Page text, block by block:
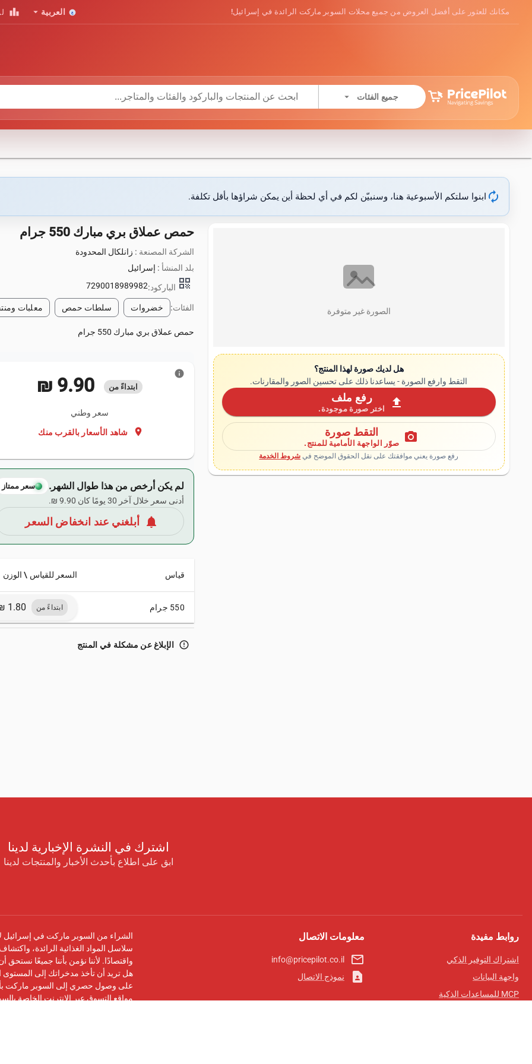
مكانك للعثور على أفضل العروض من جميع محلات السوبر ماركت الرائدة في إسرائيل! العربية arrow_drop_down
leaderboard
جميع الفئات arrow_drop_down
autorenew ابنوا سلتكم الأسبوعية هنا، وسنبيّن لكم في أي لحظة أين يمكن شراؤها بأقل تكلفة.
الصورة غير متوفرة
هل لديك صورة لهذا المنتج؟
التقط وارفع الصورة - يساعدنا ذلك على تحسين الصور والمقارنات.
upload رفع ملف
اختر صورة موجودة.
photo_camera التقط صورة
صوّر الواجهة الأمامية للمنتج.
رفع صورة يعني موافقتك على نقل الحقوق الموضح في شروط الخدمة
حمص عملاق بري مبارك 550 جرام
الشركة المصنعة : زانلكال المحدودة
بلد المنشأ : إسرائيل
qr_code الباركود:7290018989982
الفئات: خضروات سلطات حمص معلبات
حمص عملاق بري مبارك 550 جرام
ابتداءً من ‏9.90 ₪
سعر وطني
location_on شاهد الأسعار بالقرب منك
info
لم يكن أرخص من هذا طوال الشهر. سعر ممتاز
أدنى سعر خلال آخر 30 يومًا كان ‏9.90 ₪.
notifications أبلغني عند انخفاض السعر
قياس السعر للقياس \ الوزن
550 جرام ابتداءً من
error_outline الإبلاغ عن مشكلة في المنتج
اشترك في النشرة الإخبارية لدينا
ابق على اطلاع بأحدث الأخبار والمنتجات لدينا
روابط مفيدة
اشتراك التوفير الذكي
واجهة البيانات
MCP للمساعدات الذكية
معلومات الاتصال
mail_outline
info@pricepilot.co.il
contact_page نموذج الاتصال
الشراء من السوبر ماركت في إسرائيل
سلاسل المواد الغذائية الرائدة،
واقتصادًا. لأننا نؤمن بأننا جميعًا
هل تريد أن تأخذ مدخراتك إلى المستوى
على وصول حصري إلى السوبر ماركت
مواقع التسوق عبر الإنترنت الخاصة